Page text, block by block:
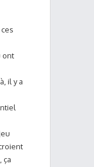
ont
il y a
ça